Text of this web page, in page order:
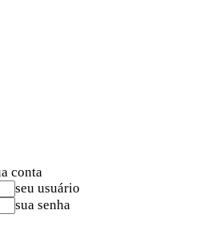
conta
seu usuário
sua senha